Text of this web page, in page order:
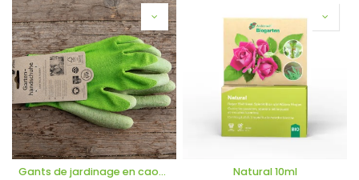
Gants de jardinage en caoutchouc Natural 10ml